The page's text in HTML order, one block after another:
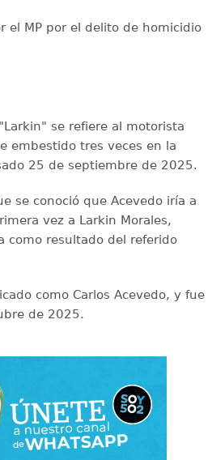
el MP por el delito de homicidio
se refiere al motorista
embestido tres veces en la
25 de septiembre de 2025.
se conoció que Acevedo iría a
vez a Larkin Morales,
como resultado del referido
como Carlos Acevedo, y fue
de 2025.